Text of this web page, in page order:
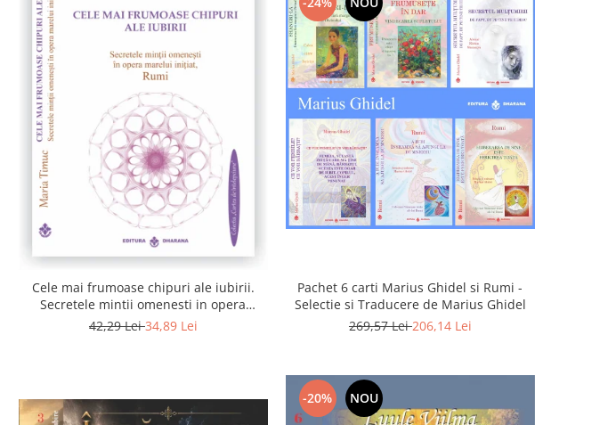
Cele mai frumoase chipuri ale iubirii.
Secretele mintii omenesti in opera
marelui initiat, Rumi
42,29 Lei34,89 Lei
Pachet 6 carti Marius Ghidel si Rumi -
Selectie si Traducere de Marius Ghidel
269,57 Lei206,14 Lei
-20% NOU